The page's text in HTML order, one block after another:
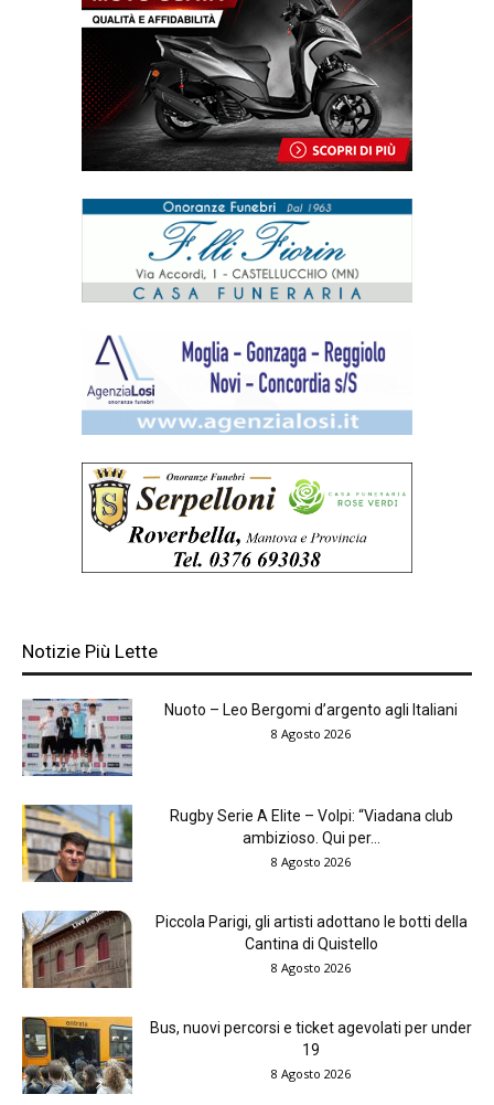
Notizie Più Lette
Nuoto – Leo Bergomi d’argento agli Italiani
8 Agosto 2026
Rugby Serie A Elite – Volpi: “Viadana club
ambizioso. Qui per...
8 Agosto 2026
Piccola Parigi, gli artisti adottano le botti della
Cantina di Quistello
8 Agosto 2026
Bus, nuovi percorsi e ticket agevolati per under
19
8 Agosto 2026